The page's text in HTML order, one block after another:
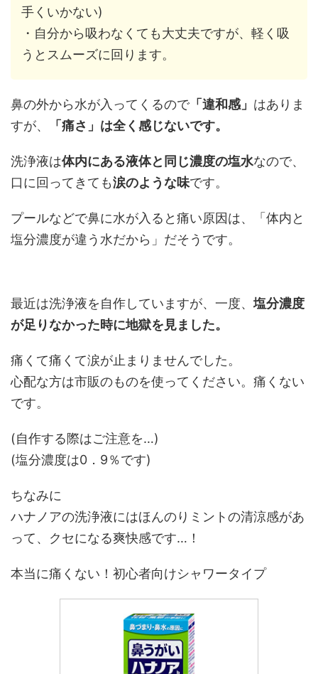
手くいかない)
・自分から吸わなくても大丈夫ですが、軽く吸
うとスムーズに回ります。
鼻の外から水が入ってくるので「違和感」 はありま
すが、
「痛さ」は全く感じないです。
洗浄液は体内にある液体と同じ濃度の塩水なので、
口に回ってきても涙のような味です。
プールなどで鼻に水が入ると痛い原因は、「体内と
塩分濃度が違う水だから」だそうです。
最近は洗浄液を自作していますが、一度、塩分濃度
が足りなかった時に地獄を見ました。
痛くて痛くて涙が止まりませんでした。
心配な方は市販のものを使ってください。痛くない
です。
(自作する際はご注意を…)
(塩分濃度は0．9％です)
ちなみに
ハナノアの洗浄液にはほんのりミントの清涼感があ
って、クセになる爽快感です…！
本当に痛くない！初心者向けシャワータイプ